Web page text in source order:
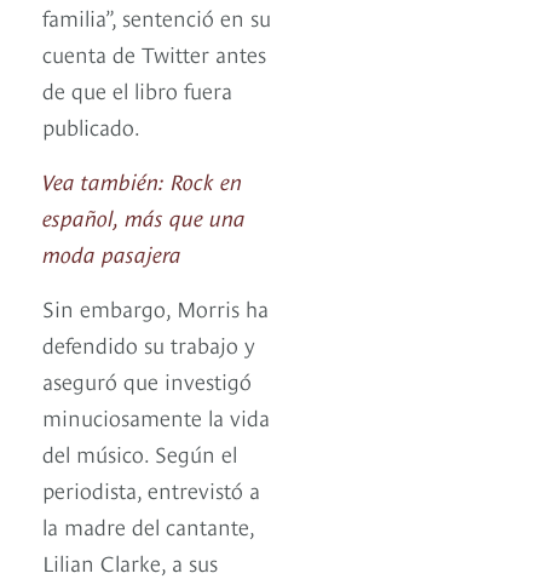
familia”, sentenció en su
cuenta de Twitter antes
de que el libro fuera
publicado.
Vea también: Rock en
español, más que una
moda pasajera
Sin embargo, Morris ha
defendido su trabajo y
aseguró que investigó
minuciosamente la vida
del músico. Según el
periodista, entrevistó a
la madre del cantante,
Lilian Clarke, a sus